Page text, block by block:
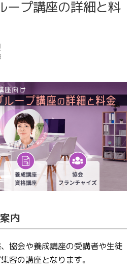
ープ講座の詳細と料
内
協会や養成講座の受講者や生徒
客の講座となります。